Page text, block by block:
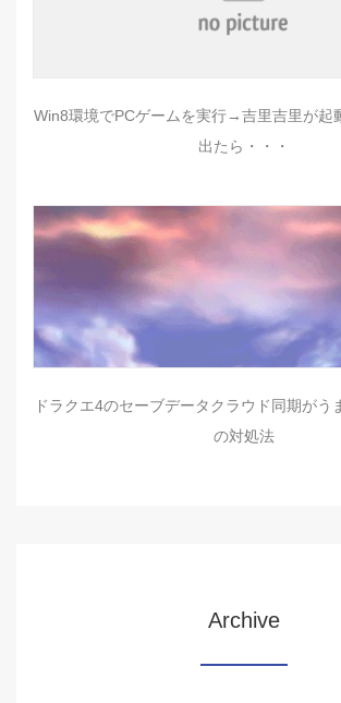
Win8環境でPCゲームを実行→吉里吉里が起
出たら・・・
ドラクエ4のセーブデータクラウド同期がう
の対処法
Archive